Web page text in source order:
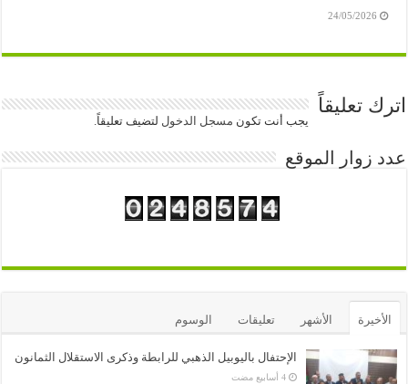
24/05/2026
اترك تعليقاً
يجب أنت تكون مسجل الدخول لتضيف تعليقاً.
عدد زوار الموقع
الأخيرة الأشهر تعليقات الوسوم
الإحتفال باليوبيل الذهبي للرابطة وذكرى الاستقلال الثمانون
‏4 أسابيع مضت